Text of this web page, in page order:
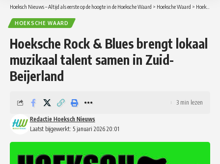
Hoeksch Nieuws – Altijd als eerste op de hoogte in de Hoeksche Waard > Hoeksche Waard > Hoeksche Rock & Blues brengt lokaal muzikaal talent samen in Zuid-Beijerland
HOEKSCHE WAARD
Hoeksche Rock & Blues brengt lokaal
muzikaal talent samen in Zuid-
Beijerland
Laatst bijgewerkt: 5 januari 2026 20:01
Redactie Hoeksch Nieuws
3 min lezen